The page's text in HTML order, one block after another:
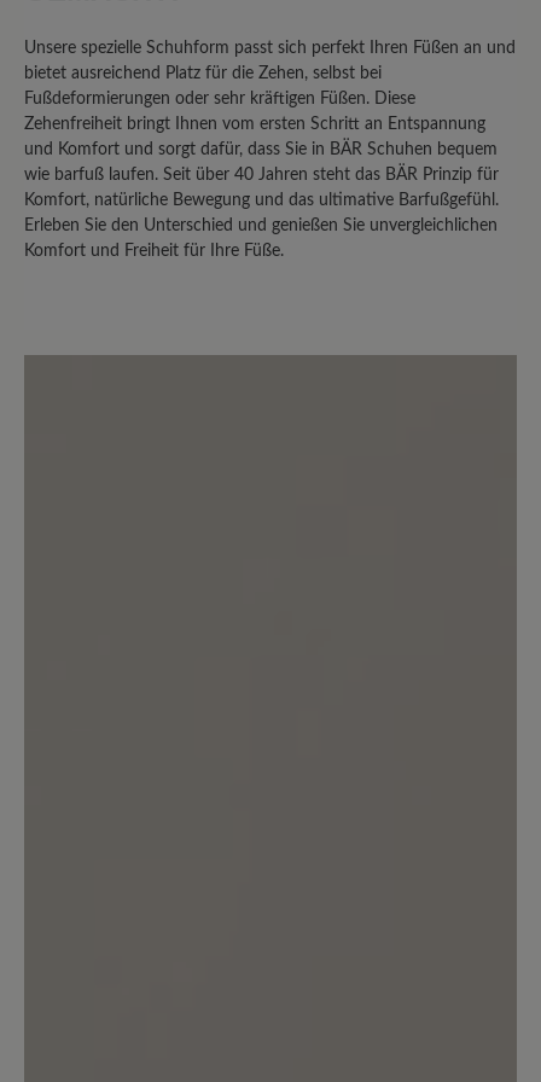
Bewertung mit 5 von 5 Sternen
Die Weite ist sehr bequem
aber abrollen kann man kaum. Für
noch für Gartenarbeiten an.
Unsere spezielle Schuhform passt sich perfekt Ihren Füßen an und
bietet ausreichend Platz für die Zehen, selbst bei
Fußdeformierungen oder sehr kräftigen Füßen. Diese
Zehenfreiheit bringt Ihnen vom ersten Schritt an Entspannung
und Komfort und sorgt dafür, dass Sie in BÄR Schuhen bequem
wie barfuß laufen. Seit über 40 Jahren steht das BÄR Prinzip für
Komfort, natürliche Bewegung und das ultimative Barfußgefühl.
Erleben Sie den Unterschied und genießen Sie unvergleichlichen
Komfort und Freiheit für Ihre Füße.